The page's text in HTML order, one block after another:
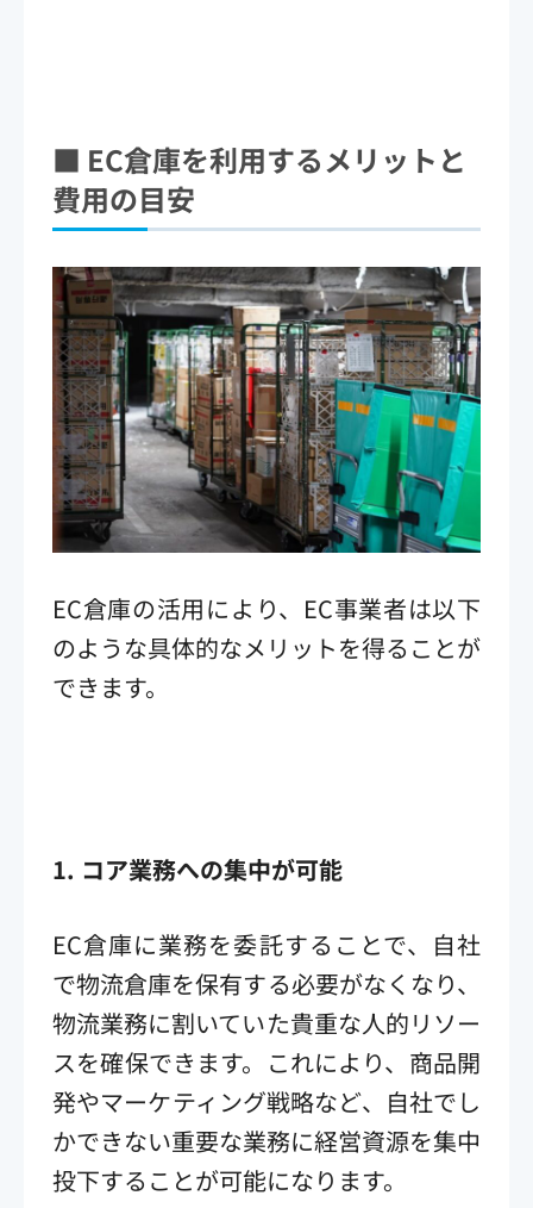
■ EC倉庫を利用するメリットと
費用の目安
EC倉庫の活用により、EC事業者は以下
のような具体的なメリットを得ることが
できます。
1. コア業務への集中が可能
EC倉庫に業務を委託することで、自社
で物流倉庫を保有する必要がなくなり、
物流業務に割いていた貴重な人的リソー
スを確保できます。これにより、商品開
発やマーケティング戦略など、自社でし
かできない重要な業務に経営資源を集中
投下することが可能になります。